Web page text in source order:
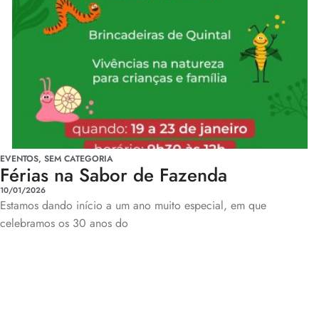
EVENTOS, SEM CATEGORIA
Férias na Sabor de Fazenda
10/01/2026
Estamos dando início a um ano muito especial, em que
celebramos os 30 anos do